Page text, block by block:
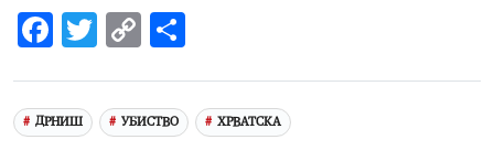
Facebook
Twitter
Copy
ДРНИШ УБИСТВО ХРВАТСКА